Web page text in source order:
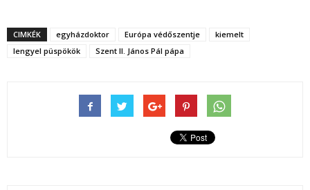
CIMKÉK egyházdoktor Európa védőszentje
kiemelt
lengyel püspökök
Szent II. János Pál pápa